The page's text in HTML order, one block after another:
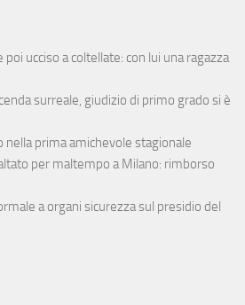
ucciso a coltellate: con lui una ragazza
surreale, giudizio di primo grado si è
nella prima amichevole stagionale
per maltempo a Milano: rimborso
a organi sicurezza sul presidio del